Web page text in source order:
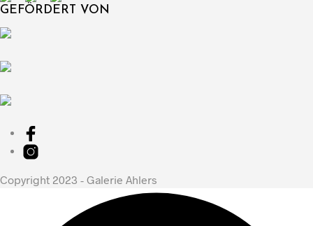
GEFÖRDERT VON
Copyright 2023 - Galerie Ahlers